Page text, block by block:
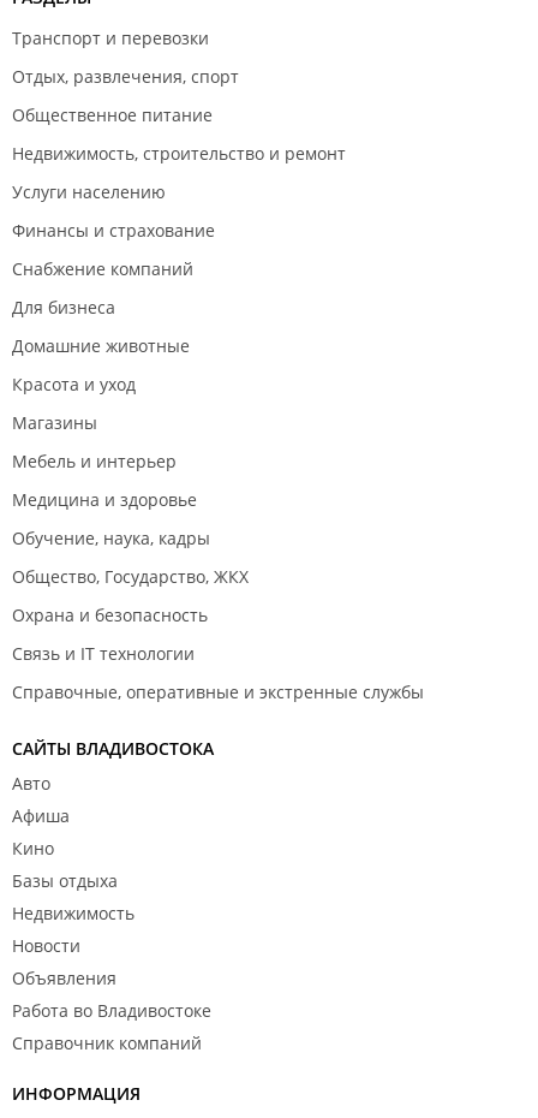
Транспорт и перевозки
Отдых, развлечения, спорт
Общественное питание
Недвижимость, строительство и ремонт
Услуги населению
Финансы и страхование
Снабжение компаний
Для бизнеса
Домашние животные
Красота и уход
Магазины
Мебель и интерьер
Медицина и здоровье
Обучение, наука, кадры
Общество, Государство, ЖКХ
Охрана и безопасность
Связь и IT технологии
Справочные, оперативные и экстренные службы
САЙТЫ ВЛАДИВОСТОКА
Авто
Афиша
Кино
Базы отдыха
Недвижимость
Новости
Объявления
Работа во Владивостоке
Справочник компаний
ИНФОРМАЦИЯ